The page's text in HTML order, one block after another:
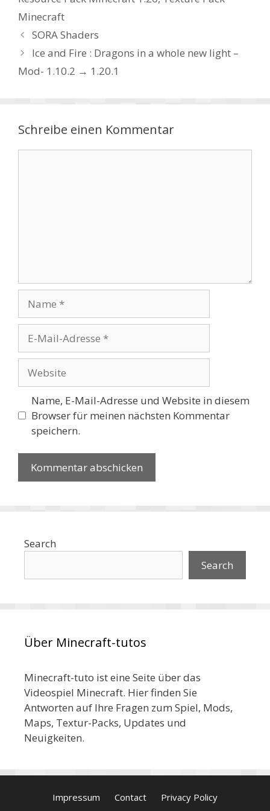
Minecraft
SORA Shaders
Ice and Fire : Dragons in a whole new light –
Mod- 1.10.2 → 1.20.1
Schreibe einen Kommentar
Mail-
Adresse
Name, E-Mail-Adresse und Website in diesem
Browser für meinen nächsten Kommentar
speichern.
Search
Search
Über Minecraft-tutos
Minecraft-tuto ist eine Seite über das
Videospiel Minecraft. Hier finden Sie
Antworten auf Ihre Fragen zum Spiel, Mods,
Maps, Textur-Packs, Updates und
Neuigkeiten.
Impressum Contact Privacy Policy